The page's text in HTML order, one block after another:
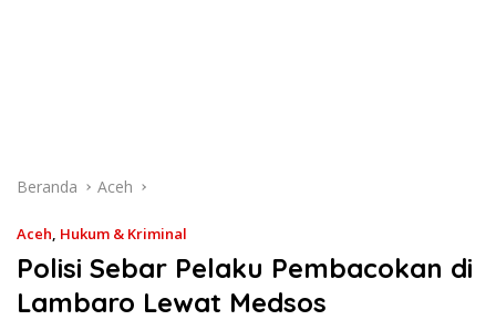
Beranda Aceh
Aceh, Hukum & Kriminal
Polisi Sebar Pelaku Pembacokan di
Lambaro Lewat Medsos